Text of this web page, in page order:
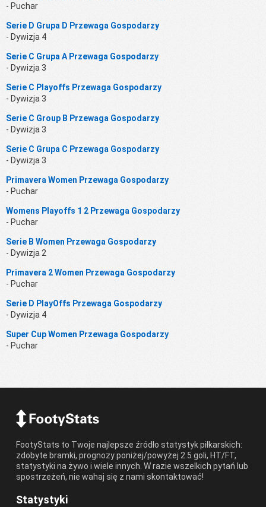
- Puchar
Serie D Grupa D Przewaga Gospodarzy
- Dywizja 4
Serie C Grupa A Przewaga Gospodarzy
- Dywizja 3
Serie C Playoffs Przewaga Gospodarzy
- Dywizja 3
Serie C Group B Przewaga Gospodarzy
- Dywizja 3
Serie C Grupa C Przewaga Gospodarzy
- Dywizja 3
Primavera Women Przewaga Gospodarzy
- Puchar
Womens Playoffs 1 2 Przewaga Gospodarzy
- Puchar
Serie B Women Przewaga Gospodarzy
- Dywizja 2
Primavera 2 Women Przewaga Gospodarzy
- Puchar
Serie D PlayOffs Przewaga Gospodarzy
- Dywizja 4
Super Cup Women Przewaga Gospodarzy
- Puchar
FootyStats to Twoje najlepsze źródło statystyk piłkarskich:
zdobyte bramki, prognozy poniżej/powyżej 2.5 goli, HT/FT,
statystyki na żywo i wiele innych. W razie wszelkich pytań lub
spostrzeżeń, nie wahaj się z nami skontaktować!
Statystyki